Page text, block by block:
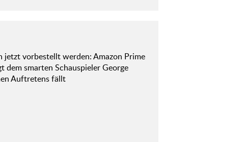
jetzt vorbestellt werden: Amazon Prime
smarten Schauspieler George
Auftretens fällt